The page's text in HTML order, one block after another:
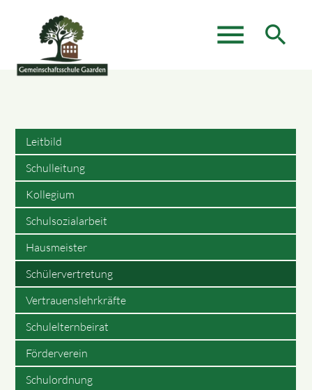
menu search
Leitbild
Schulleitung
Kollegium
Schulsozialarbeit
Hausmeister
Schülervertretung
Vertrauenslehrkräfte
Schulelternbeirat
Förderverein
Schulordnung